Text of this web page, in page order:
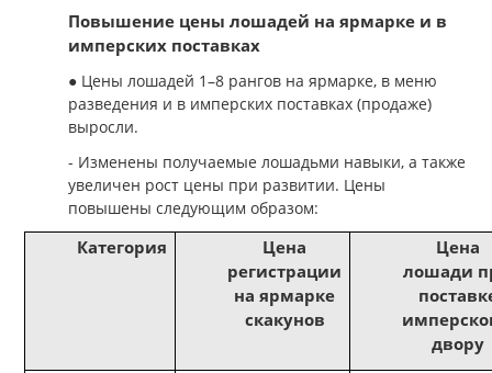
Повышение цены лошадей на ярмарке и в
имперских поставках
● Цены лошадей 1–8 рангов на ярмарке, в меню
разведения и в имперских поставках (продаже)
выросли.
- Изменены получаемые лошадьми навыки, а также
увеличен рост цены при развитии. Цены
повышены следующим образом:
Категория
Цена
регистрации
на ярмарке
скакунов
Цена
лошади
двору